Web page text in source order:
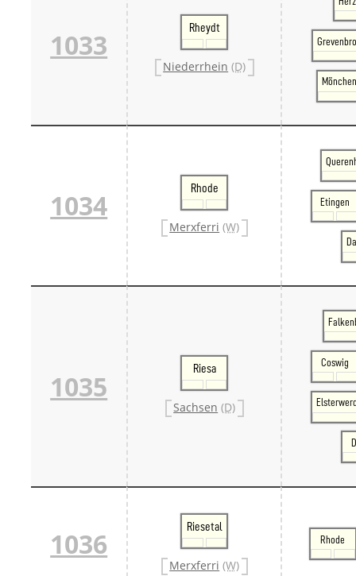
1033
Rheydt
Niederrhein (D)
1034
Rhode
Merxferri (W)
Etingen
1035
Riesa
Sachsen (D)
Coswig
1036
Riesetal
Merxferri (W)
Rhode